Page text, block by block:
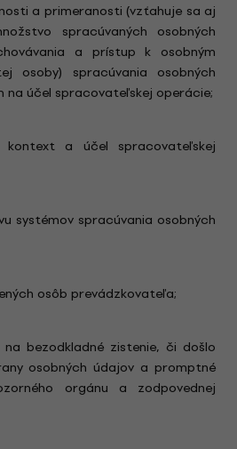
a primeranosti (vzťahuje sa aj
spracúvaných osobných
a prístup k osobným
osoby) spracúvania osobných
na účel spracovateľskej operácie;
kontext a účel spracovateľskej
systémov spracúvania osobných
osôb prevádzkovateľa;
bezodkladné zistenie, či došlo
osobných údajov a promptné
orgánu a zodpovednej